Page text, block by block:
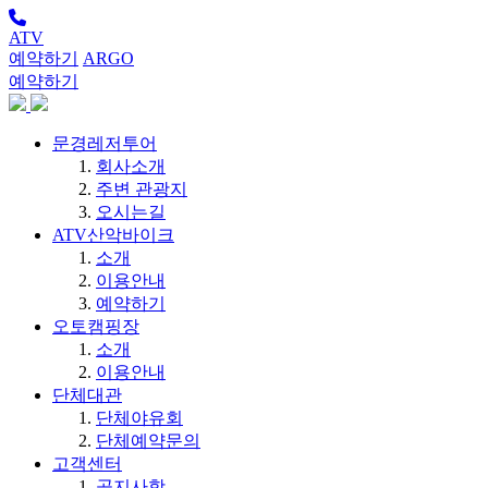
ATV
예약하기
ARGO
예약하기
문경레저투어
회사소개
주변 관광지
오시는길
ATV산악바이크
소개
이용안내
예약하기
오토캠핑장
소개
이용안내
단체대관
단체야유회
단체예약문의
고객센터